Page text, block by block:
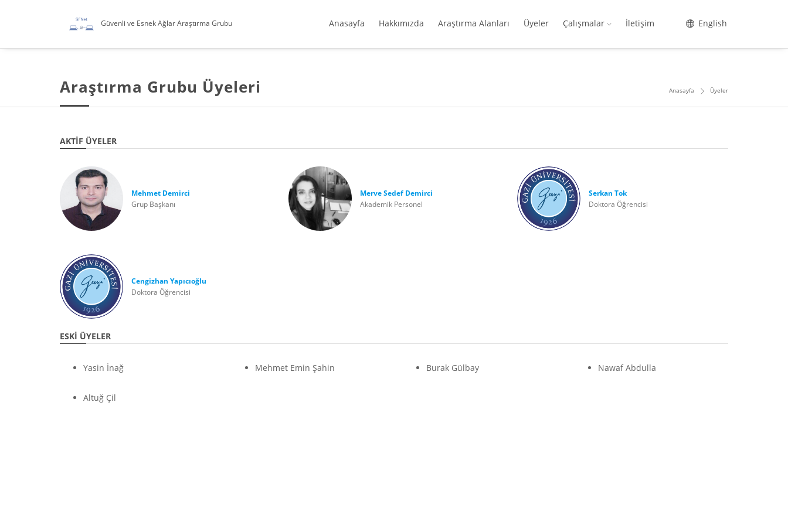
Güvenli ve Esnek Ağlar Araştırma Grubu Anasayfa Hakkımızda Araştırma Alanları Üyeler Çalışmalar İletişim English
Araştırma Grubu Üyeleri Anasayfa Üyeler
AKTIF ÜYELER
Mehmet Demirci
Grup Başkanı
Merve Sedef Demirci
Akademik Personel
Serkan Tok
Doktora Öğrencisi
Cengizhan Yapıcıoğlu
Doktora Öğrencisi
ESKİ ÜYELER
Yasin İnağ Mehmet Emin Şahin Burak Gülbay Nawaf Abdulla
Altuğ Çil